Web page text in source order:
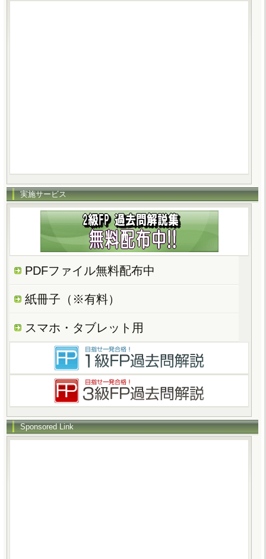
実施サービス
PDFファイル無料配布中
紙冊子（※有料）
スマホ・タブレット用
Sponsored Link